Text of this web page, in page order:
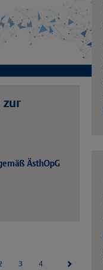
zur
ÄsthOpG
3 4(current)